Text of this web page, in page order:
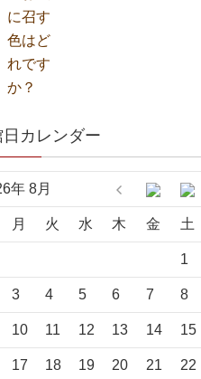
カレンダー
年 8月
月 火 水 木 金 土
1
3 4 5 6 7 8
10 11 12 13 14 15
17 18 19 20 21 22